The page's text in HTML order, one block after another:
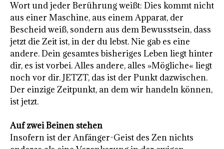
Wort und jeder Berührung weißt: Dies kommt nicht
aus einer Maschine, aus einem Apparat, der
Bescheid weiß, sondern aus dem Bewusstsein, dass
jetzt die Zeit ist, in der du lebst. Nie gab es eine
andere. Dein gesamtes bisheriges Leben liegt hinter
dir, es ist vorbei. Alles andere, alles »Mögliche« liegt
noch vor dir. JETZT, das ist der Punkt dazwischen.
Der einzige Zeitpunkt, an dem wir handeln können,
ist jetzt.
Auf zwei Beinen stehen
Insofern ist der Anfänger-Geist des Zen nichts